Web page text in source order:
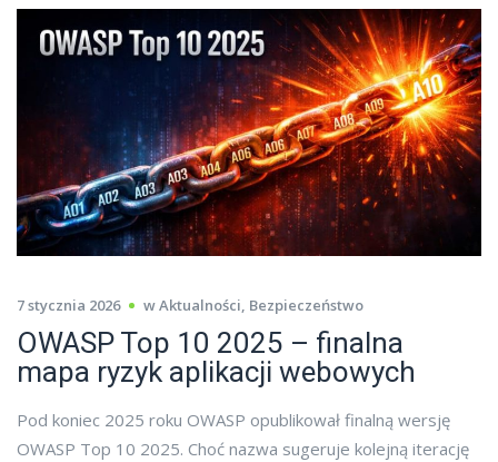
7 stycznia 2026 wAktualności, Bezpieczeństwo
OWASP Top 10 2025 – finalna
mapa ryzyk aplikacji webowych
Pod koniec 2025 roku OWASP opublikował finalną wersję
OWASP Top 10 2025. Choć nazwa sugeruje kolejną iterację